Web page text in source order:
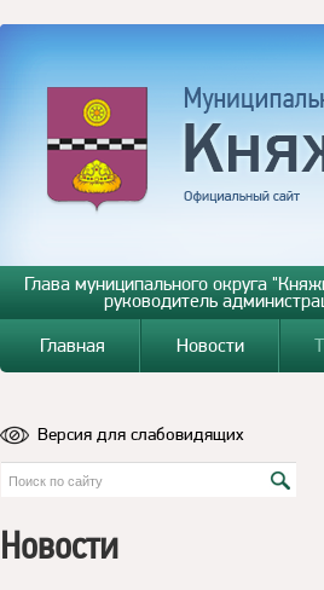
Глава муниципального округа
руководитель
Главная
Новости
Версия для слабовидящих
Новости